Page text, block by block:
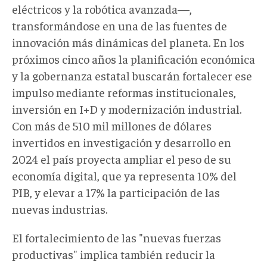
eléctricos y la robótica avanzada—,
transformándose en una de las fuentes de
innovación más dinámicas del planeta. En los
próximos cinco años la planificación económica
y la gobernanza estatal buscarán fortalecer ese
impulso mediante reformas institucionales,
inversión en I+D y modernización industrial.
Con más de 510 mil millones de dólares
invertidos en investigación y desarrollo en
2024 el país proyecta ampliar el peso de su
economía digital, que ya representa 10% del
PIB, y elevar a 17% la participación de las
nuevas industrias.
El fortalecimiento de las "nuevas fuerzas
productivas" implica también reducir la